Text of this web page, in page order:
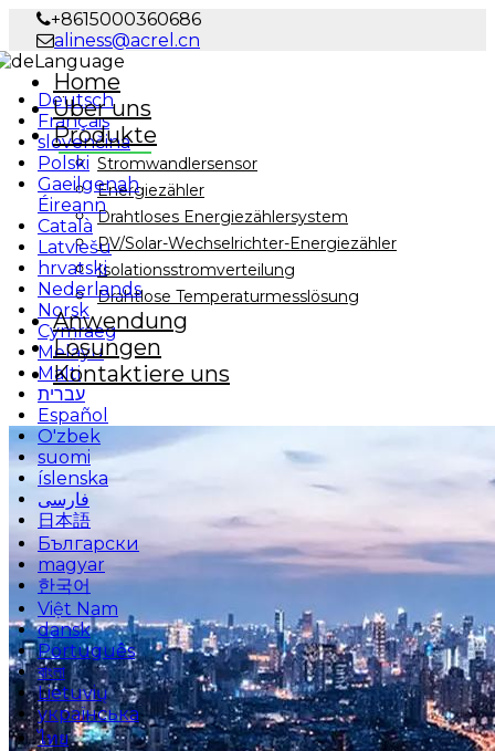
+8615000360686
aliness@acrel.cn
Language
Deutsch
Français
slovenčina
Polski
Gaeilgenah
Éireann
Català
Latviešu
hrvatski
Nederlands
Norsk
Cymraeg
Melayu
Malti
עברית
Español
O'zbek
suomi
íslenska
فارسی
日本語
Български
magyar
한국어
Việt Nam
dansk
Português
বাংলা
Lietuvių
українська
ไทย
Home
Über uns
Produkte
Stromwandlersensor
Energiezähler
Drahtloses Energiezählersystem
PV/Solar-Wechselrichter-Energiezähler
Isolationsstromverteilung
Drahtlose Temperaturmesslösung
Anwendung
Lösungen
Kontaktiere uns